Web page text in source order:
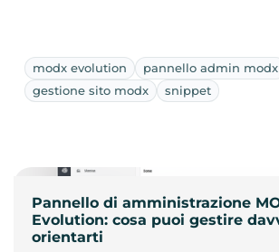
modx evolution
pannello admin modx
gestione sito modx
snippet
Pannello di amministrazione
Evolution: cosa puoi gestire
orientarti